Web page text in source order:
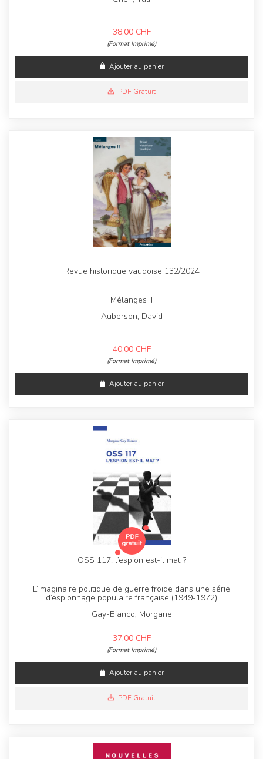
38,00 CHF
(Format Imprimé)
Ajouter au panier
PDF Gratuit
Revue historique vaudoise 132/2024
Mélanges II
Auberson, David
40,00 CHF
(Format Imprimé)
Ajouter au panier
OSS 117: l’espion est-il mat ?
L’imaginaire politique de guerre froide dans une série
d’espionnage populaire française (1949-1972)
Gay-Bianco, Morgane
37,00 CHF
(Format Imprimé)
Ajouter au panier
PDF Gratuit